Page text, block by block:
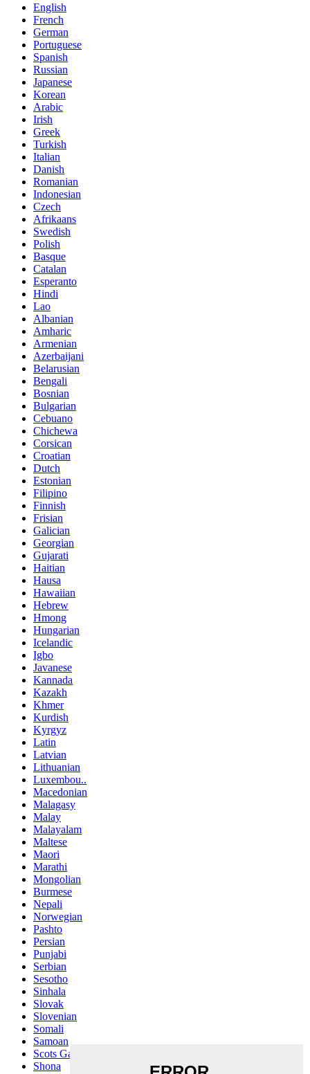
English
French
German
Portuguese
Spanish
Russian
Japanese
Korean
Arabic
Irish
Greek
Turkish
Italian
Danish
Romanian
Indonesian
Czech
Afrikaans
Swedish
Polish
Basque
Catalan
Esperanto
Hindi
Lao
Albanian
Amharic
Armenian
Azerbaijani
Belarusian
Bengali
Bosnian
Bulgarian
Cebuano
Chichewa
Corsican
Croatian
Dutch
Estonian
Filipino
Finnish
Frisian
Galician
Georgian
Gujarati
Haitian
Hausa
Hawaiian
Hebrew
Hmong
Hungarian
Icelandic
Igbo
Javanese
Kannada
Kazakh
Khmer
Kurdish
Kyrgyz
Latin
Latvian
Lithuanian
Luxembou..
Macedonian
Malagasy
Malay
Malayalam
Maltese
Maori
Marathi
Mongolian
Burmese
Nepali
Norwegian
Pashto
Persian
Punjabi
Serbian
Sesotho
Sinhala
Slovak
Slovenian
Somali
Samoan
Scots Gaelic
Shona